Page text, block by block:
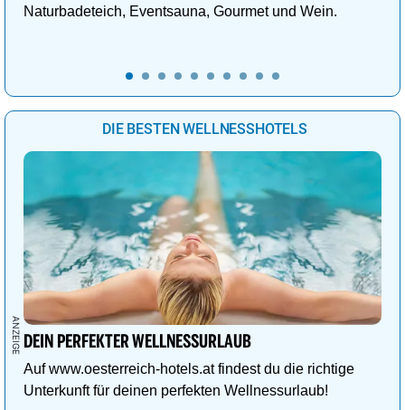
Naturbadeteich, Eventsauna, Gourmet und Wein.
DIE BESTEN WELLNESSHOTELS
DEIN PERFEKTER WELLNESSURLAUB
Auf www.oesterreich-hotels.at findest du die richtige
Unterkunft für deinen perfekten Wellnessurlaub!